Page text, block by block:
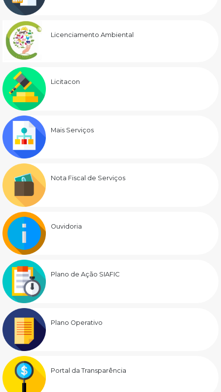
Licenciamento Ambiental
Licitacon
Mais Serviços
Nota Fiscal de Serviços
Ouvidoria
Plano de Ação SIAFIC
Plano Operativo
Portal da Transparência